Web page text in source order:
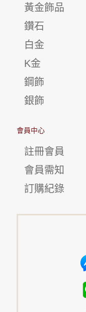
黃金飾品
鑽石
白金
K金
鋼飾
銀飾
會員中心
註冊會員
會員需知
訂購紀錄